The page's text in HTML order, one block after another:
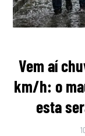
Vem aí
km/h: o
esta